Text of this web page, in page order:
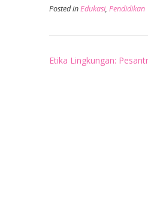
Posted inEdukasi, Pendidikan
Post
Etika Lingkungan: